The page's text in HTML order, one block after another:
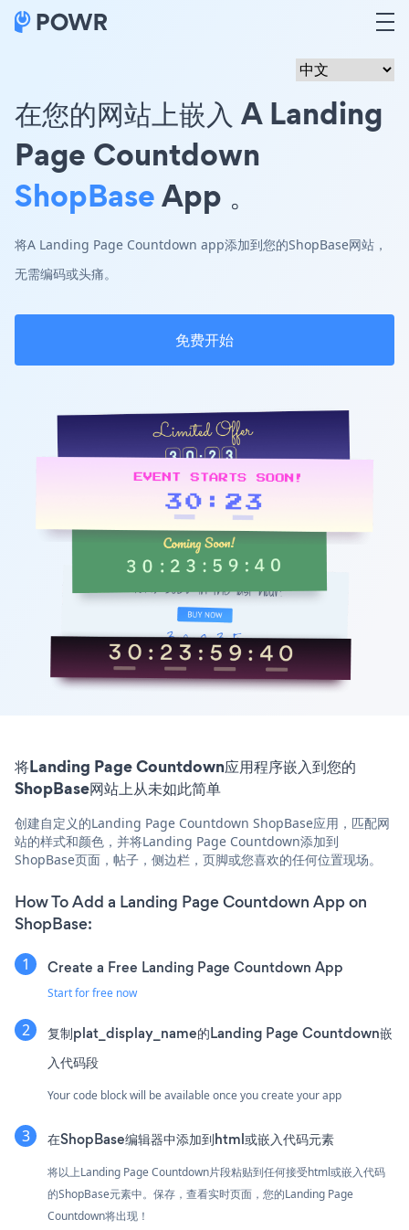
在您的网站上嵌入 A Landing
Page Countdown
ShopBaseApp 。
将A Landing Page Countdown app添加到您的ShopBase网站，
无需编码或头痛。
免费开始
将Landing Page Countdown应用程序嵌入到您的
ShopBase网站上从未如此简单
创建自定义的Landing Page Countdown ShopBase应用，匹配网
站的样式和颜色，并将Landing Page Countdown添加到
ShopBase页面，帖子，侧边栏，页脚或您喜欢的任何位置现场。
How To Add a Landing Page Countdown App on
ShopBase:
Create a Free Landing Page Countdown App
Start for free now
复制plat_display_name的Landing Page Countdown嵌
入代码段
Your code block will be available once you create your app
在ShopBase编辑器中添加到html或嵌入代码元素
将以上Landing Page Countdown片段粘贴到任何接受html或嵌入代码
的ShopBase元素中。保存，查看实时页面，您的Landing Page
Countdown将出现！